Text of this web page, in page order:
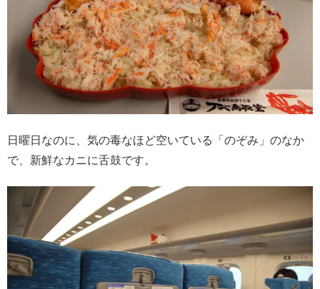
日曜日なのに、気の毒なほど空いている「のぞみ」のなか
で、新鮮なカニに舌鼓です。